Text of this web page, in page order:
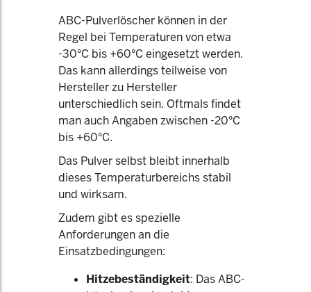
ABC-Pulverlöscher können in der
Regel bei Temperaturen von etwa
-30°C bis +60°C eingesetzt werden.
Das kann allerdings teilweise von
Hersteller zu Hersteller
unterschiedlich sein. Oftmals findet
man auch Angaben zwischen -20°C
bis +60°C.
Das Pulver selbst bleibt innerhalb
dieses Temperaturbereichs stabil
und wirksam.
Zudem gibt es spezielle
Anforderungen an die
Einsatzbedingungen:
Hitzebeständigkeit: Das ABC-